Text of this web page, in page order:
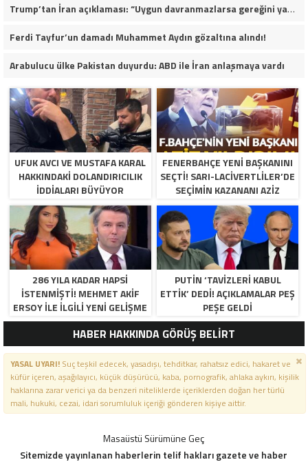
Trump’tan İran açıklaması: “Uygun davranmazlarsa gereğini yaparım”
Ferdi Tayfur’un damadı Muhammet Aydın gözaltına alındı!
Arabulucu ülke Pakistan duyurdu: ABD ile İran anlaşmaya vardı
UFUK AVCI VE MUSTAFA KARAL
HAKKINDAKI DOLANDIRICILIK
İDDIALARI BÜYÜYOR
FENERBAHÇE YENI BAŞKANINI
SEÇTI! SARI-LACIVERTLILER’DE
SEÇIMIN KAZANANI AZIZ
YILDIRIM OLDU
286 YILA KADAR HAPSI
ISTENMIŞTI! MEHMET AKIF
ERSOY ILE ILGILI YENI GELIŞME
PUTIN ‘TAVIZLERI KABUL
ETTIK’ DEDI! AÇIKLAMALAR PEŞ
PEŞE GELDI
HABER HAKKINDA GÖRÜŞ BELİRT
YASAL UYARI!Suç teşkil edecek, yasadışı, tehditkar, rahatsız edici, hakaret ve
küfür içeren, aşağılayıcı, küçük düşürücü, kaba, pornografik, ahlaka aykırı, kişilik
haklarına zarar verici ya da benzeri niteliklerde içeriklerden doğan her türlü
mali, hukuki, cezai, idari sorumluluk içeriği gönderen kişiye aittir.
Masaüstü Sürümüne Geç
Sitemizde yayınlanan haberlerin telif hakları gazete ve haber